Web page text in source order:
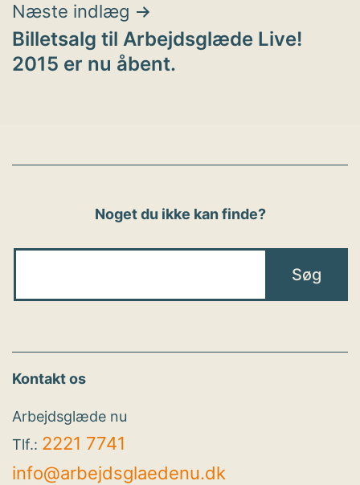
Næste indlæg
Billetsalg til Arbejdsglæde Live!
2015 er nu åbent.
Noget du ikke kan finde?
Kontakt os
Arbejdsglæde nu
Tlf.: 2221 7741
info@arbejdsglaedenu.dk